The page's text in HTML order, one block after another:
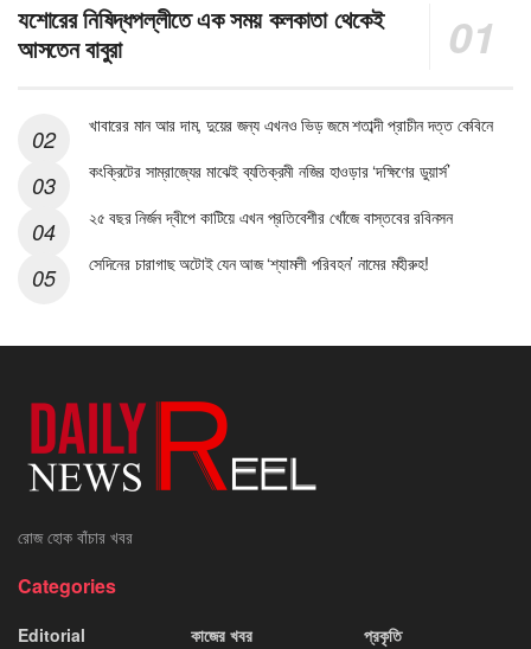
যশোরের নিষিদ্ধপল্লীতে এক সময় কলকাতা থেকেই
আসতেন বাবুরা
খাবারের মান আর দাম, দুয়ের জন্য এখনও ভিড় জমে শতাব্দী প্রাচীন দত্ত কেবিনে
কংক্রিটের সাম্রাজ্যের মাঝেই ব্যতিক্রমী নজির হাওড়ার ‘দক্ষিণের ডুয়ার্স’
২৫ বছর নির্জন দ্বীপে কাটিয়ে এখন প্রতিবেশীর খোঁজে বাস্তবের রবিনসন
সেদিনের চারাগাছ অটোই যেন আজ ‘শ্যামলী পরিবহন’ নামের মহীরুহ!
রোজ হোক বাঁচার খবর
Categories
Editorial
কাজের খবর
প্রকৃতি